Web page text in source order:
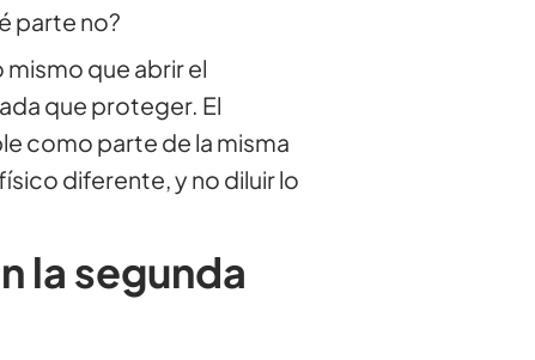
parte no?
que abrir el
que proteger. El
como parte de la misma
diferente, y no diluir lo
la segunda